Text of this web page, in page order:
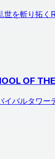
世を斬り拓く
OF
バルタワー